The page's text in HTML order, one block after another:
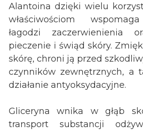
Alantoina dzięki wielu
właściwościom
łagodzi zaczerwienienia
pieczenie i świąd skóry.
skórę, chroni ją przed
czynników zewnętrznych, a
działanie antyoksydacyjne.
Gliceryna wnika w głąb
transport substancji